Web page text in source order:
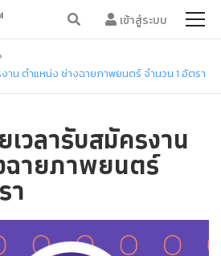
เข้าสู่ระบบ
าน ตำแหน่ง ช่างฉายภาพยนตร์ จำนวน 1 อัตรา
เวลารับสมัครงาน
ฉายภาพยนตร์
า